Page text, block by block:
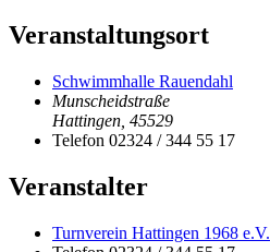
Veranstaltungsort
Schwimmhalle Rauendahl
Munscheidstraße
Hattingen 45529
Telefon 02324 / 344 55 17
Veranstalter
Turnverein Hattingen 1968 e.V.